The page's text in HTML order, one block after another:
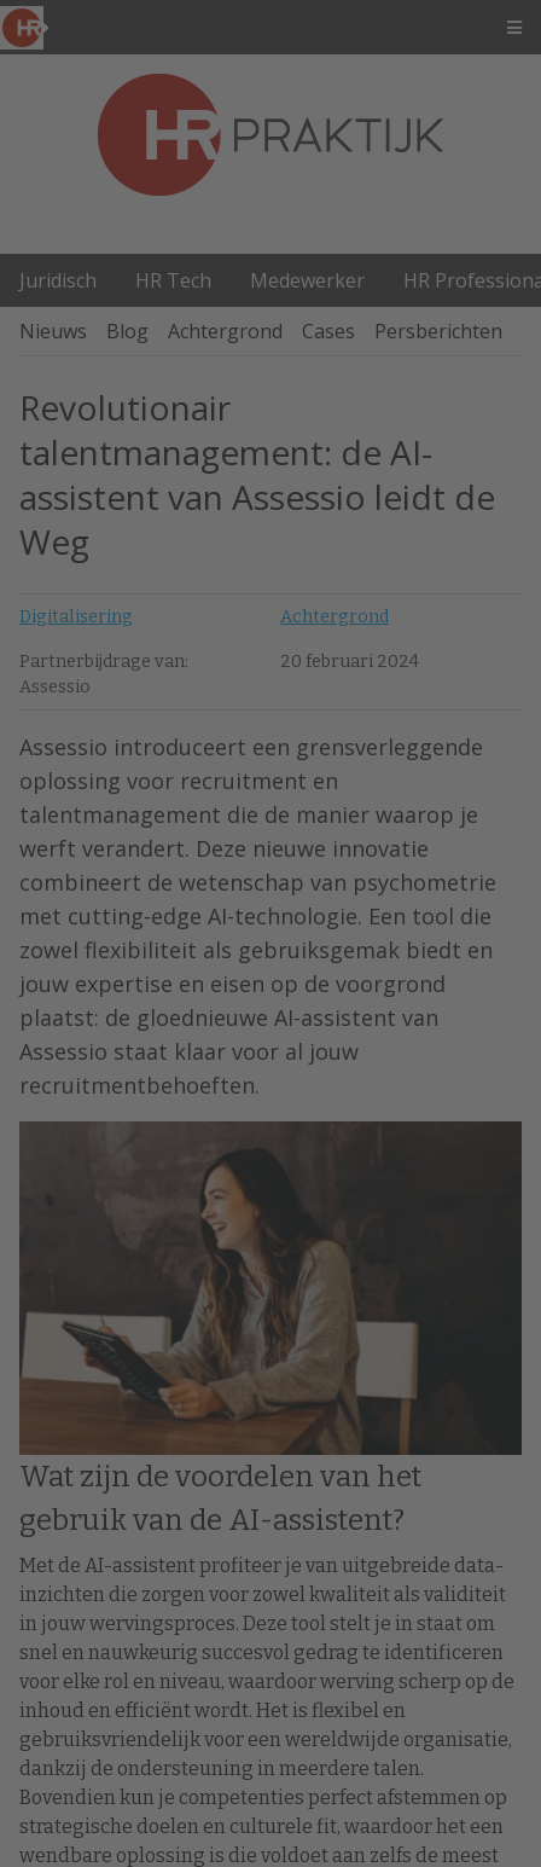
Juridisch HR Tech Medewerker
HR
Nieuws
Blog Achtergrond Cases Persberichten
Revolutionair
talentmanagement: de AI-
assistent van Assessio leidt de
Weg
Digitalisering Achtergrond
Partnerbijdrage van:
Assessio
20 februari 2024
Assessio introduceert een grensverleggende
oplossing voor recruitment en
talentmanagement die de manier waarop je
werft verandert. Deze nieuwe innovatie
combineert de wetenschap van psychometrie
met cutting-edge AI-technologie. Een tool die
zowel flexibiliteit als gebruiksgemak biedt en
jouw expertise en eisen op de voorgrond
plaatst: de gloednieuwe AI-assistent van
Assessio staat klaar voor al jouw
recruitmentbehoeften.
Wat zijn de voordelen van het
gebruik van de AI-assistent?
Met de AI-assistent profiteer je van uitgebreide data-
inzichten die zorgen voor zowel kwaliteit als validiteit
in jouw wervingsproces. Deze tool stelt je in staat om
snel en nauwkeurig succesvol gedrag te identificeren
voor elke rol en niveau, waardoor werving scherp op de
inhoud en efficiënt wordt. Het is flexibel en
gebruiksvriendelijk voor een wereldwijde organisatie,
dankzij de ondersteuning in meerdere talen.
Bovendien kun je competenties perfect afstemmen op
strategische doelen en culturele fit, waardoor het een
wendbare oplossing is die voldoet aan zelfs de meest